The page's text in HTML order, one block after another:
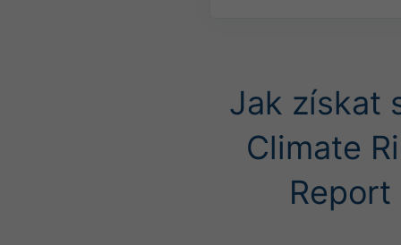
Jak získat
Climate
Report